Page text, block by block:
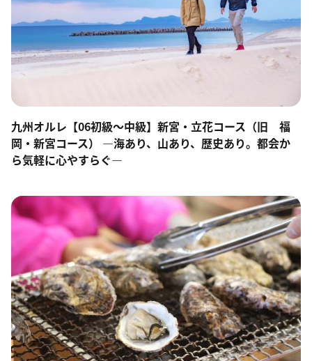
九州オルレ【06初級～中級】新宮・立花コース（旧 福
岡・新宮コース） ―海あり、山あり、歴史あり。都会か
ら気軽に心やすらぐ―